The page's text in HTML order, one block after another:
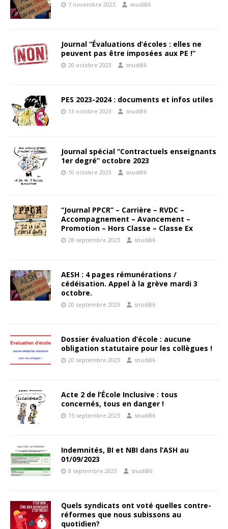
7 novembre 2023 snudi86
Journal “Évaluations d’écoles : elles ne
peuvent pas être imposées aux PE !”
20 octobre 2023 snudi86
PES 2023-2024 : documents et infos utiles
13 octobre 2023 snudi86
Journal spécial “Contractuels enseignants
1er degré” octobre 2023
10 octobre 2023 snudi86
“Journal PPCR” – Carrière – RVDC –
Accompagnement – Avancement –
Promotion – Hors Classe – Classe Ex
28 septembre 2023 snudi86
AESH : 4 pages rémunérations /
cédéisation. Appel à la grève mardi 3
octobre.
20 septembre 2023 snudi86
Dossier évaluation d’école : aucune
obligation statutaire pour les collègues !
20 septembre 2023 snudi86
Acte 2 de l’École Inclusive : tous
concernés, tous en danger !
15 septembre 2023 snudi86
Indemnités, BI et NBI dans l’ASH au
01/09/2023
8 septembre 2023 snudi86
Quels syndicats ont voté quelles contre-
réformes que nous subissons au
quotidien?